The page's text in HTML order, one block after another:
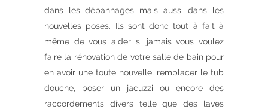
dans les dépannages mais aussi dans les
nouvelles poses. Ils sont donc tout à fait à
même de vous aider si jamais vous voulez
faire la rénovation de votre salle de bain pour
en avoir une toute nouvelle, remplacer le tub
douche, poser un jacuzzi ou encore des
raccordements divers telle que des laves